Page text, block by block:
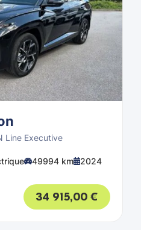
Line Executive
49994 km 2024
34 915,00€